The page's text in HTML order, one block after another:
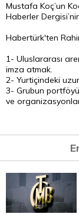
Mustafa Koç’un
Haberler
Habertürk'ten
1- Uluslararası
imza atmak.
2- Yurtiçindeki
3- Grubun
ve